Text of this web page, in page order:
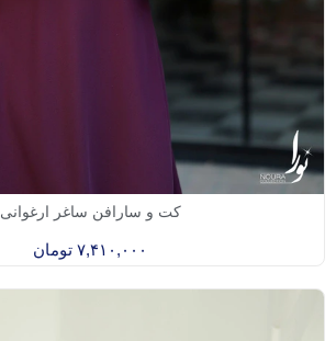
کت و سارافن ساغر ارغوانی
۷,۴۱۰,۰۰۰ تومان